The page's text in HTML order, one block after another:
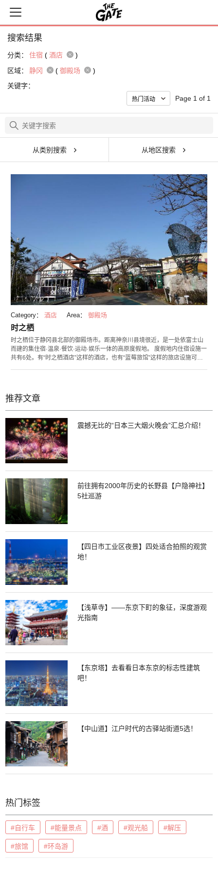
搜索结果
分类： 住宿 ( 酒店
)
区域：
静冈 ( 御殿场
)
关键字：
Page 1 of 1
从类别搜索 从地区搜索
Category： 酒店 Area： 御殿场
时之栖
时之栖位于静冈县北部的御殿场市。距离神奈川县境很近，是一处依富士山
而建的集住宿·温泉·餐饮·运动·娱乐一体的高原度假地。 度假地内住宿设施一
共有6处。有“时之栖酒店”这样的酒店，也有“蓝莓旅馆”这样的旅店设施可供
攀岩，还能乘着电动平衡车在园内散步。 时之栖从每年的10月下旬至3月中
旬期间举办点灯活动“光之栖”，该活动用上了550万个灯泡，装饰着包括灯光
隧道、喷泉等设施，十分豪华。
推荐文章
震撼无比的“日本三大烟火晚会”汇总介绍！
前往拥有2000年历史的长野县【户隐神社】
5社巡游
【四日市工业区夜景】四处适合拍照的观赏
地！
【浅草寺】——东京下町的象征，深度游观
光指南
【东京塔】去看看日本东京的标志性建筑
吧！
【中山道】江户时代的古驿站街道5选！
热门标签
#自行车 #能量景点 #酒 #观光船 #解压
#旅馆 #环岛游